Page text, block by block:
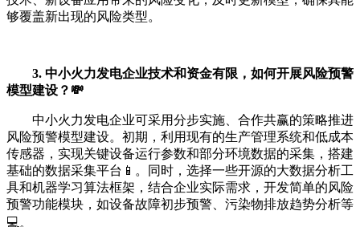
够覆盖新出现的风险类型。
3. 中小火力发电企业技术和资金有限，如何开展风险预警
模型建设？💸
中小火力发电企业可采用分步实施、合作共赢的策略推进
风险预警模型建设。初期，利用现有的生产管理系统和低成本
传感器，实现关键设备运行参数和部分环境数据的采集，搭建
基础的数据采集平台📱。同时，选择一些开源的大数据分析工
具和机器学习算法框架，结合企业实际需求，开发简单的风险
预警功能模块，如设备故障初步预警、污染物排放趋势分析等
💻。